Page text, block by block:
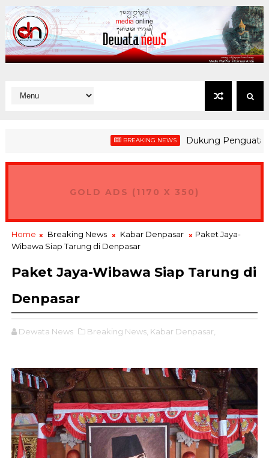
BREAKING NEWS Dukung Penguatan
GOLD ADS (1170 X 350)
Home Breaking News Kabar Denpasar
Paket Jaya-
Wibawa Siap Tarung di Denpasar
Paket Jaya-Wibawa Siap Tarung di
Denpasar
Dewata News Breaking News, Kabar Denpasar,